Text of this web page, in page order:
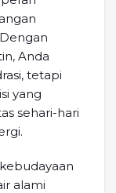
Anda
tetapi
yang
sehari-hari
alami